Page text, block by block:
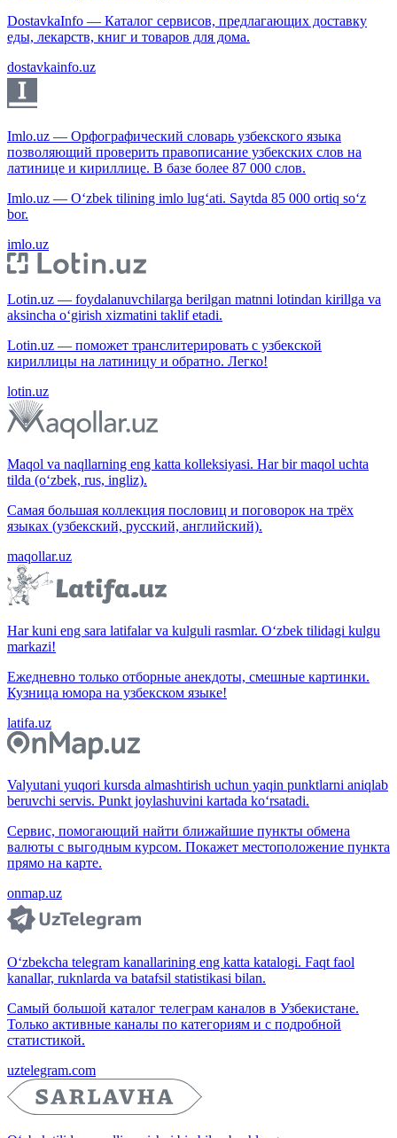
DostavkaInfo — Каталог сервисов, предлагающих доставку
еды, лекарств, книг и товаров для дома.
dostavkainfo.uz
Imlo.uz — Орфографический словарь узбекского языка
позволяющий проверить правописание узбекских слов на
латинице и кириллице. В базе более 87 000 слов.
Imlo.uz — O‘zbek tilining imlo lug‘ati. Saytda 85 000 ortiq so‘z
bor.
imlo.uz
Lotin.uz — foydalanuvchilarga berilgan matnni lotindan kirillga va
aksincha o‘girish xizmatini taklif etadi.
Lotin.uz — поможет транслитерировать с узбекской
кириллицы на латиницу и обратно. Легко!
lotin.uz
Maqol va naqllarning eng katta kolleksiyasi. Har bir maqol uchta
tilda (o‘zbek, rus, ingliz).
Самая большая коллекция пословиц и поговорок на трёх
языках (узбекский, русский, английский).
maqollar.uz
Har kuni eng sara latifalar va kulguli rasmlar. O‘zbek tilidagi kulgu
markazi!
Ежедневно только отборные анекдоты, смешные картинки.
Кузница юмора на узбекском языке!
latifa.uz
Valyutani yuqori kursda almashtirish uchun yaqin punktlarni aniqlab
beruvchi servis. Punkt joylashuvini kartada ko‘rsatadi.
Сервис, помогающий найти ближайшие пункты обмена
валюты с выгодным курсом. Покажет местоположение пункта
прямо на карте.
onmap.uz
O‘zbekcha telegram kanallarining eng katta katalogi. Faqt faol
kanallar, ruknlarda va batafsil statistikasi bilan.
Самый большой каталог телеграм каналов в Узбекистане.
Только активные каналы по категориям и с подробной
статистикой.
uztelegram.com